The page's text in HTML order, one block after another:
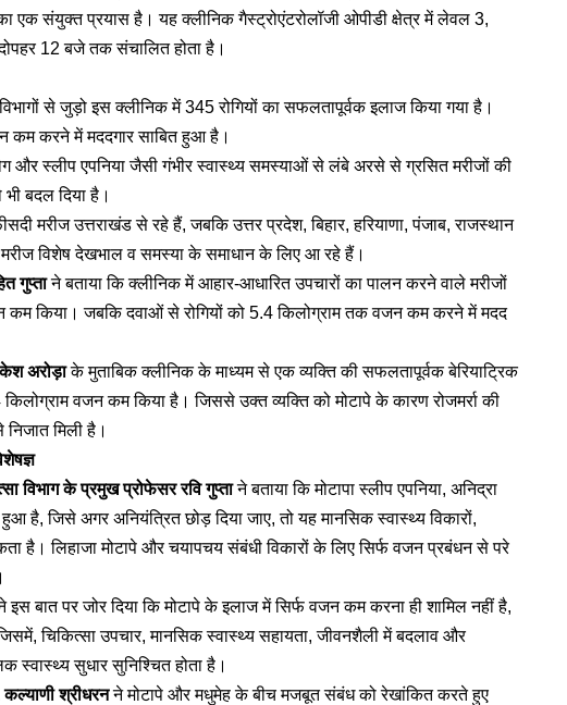
का एक संयुक्त प्रयास है। यह क्लीनिक गैस्ट्रोएंटरोलॉजी ओपीडी क्षेत्र में लेवल 3,
12 बजे तक संचालित होता है।
से जुड़ो इस क्लीनिक में 345 रोगियों का सफलतापूर्वक इलाज किया गया है।
कम करने में मददगार साबित हुआ है।
और स्लीप एपनिया जैसी गंभीर स्वास्थ्य समस्याओं से लंबे अरसे से ग्रसित मरीजों की
बदल दिया है।
मरीज उत्तराखंड से रहे हैं, जबकि उत्तर प्रदेश, बिहार, हरियाणा, पंजाब, राजस्थान
विशेष देखभाल व समस्या के समाधान के लिए आ रहे हैं।
गुप्ताने बताया कि क्लीनिक में आहार-आधारित उपचारों का पालन करने वाले मरीजों
किया। जबकि दवाओं से रोगियों को 5.4 किलोग्राम तक वजन कम करने में मदद
अरोड़ाके मुताबिक क्लीनिक के माध्यम से एक व्यक्ति की सफलतापूर्वक बेरियाट्रिक
किलोग्राम वजन कम किया है। जिससे उक्त व्यक्ति को मोटापे के कारण रोजमर्रा की
मिली है।
विभाग के प्रमुख प्रोफेसर रवि गुप्ताने बताया कि मोटापा स्लीप एपनिया, अनिद्रा
है, जिसे अगर अनियंत्रित छोड़ दिया जाए, तो यह मानसिक स्वास्थ्य विकारों,
है। लिहाजा मोटापे और चयापचय संबंधी विकारों के लिए सिर्फ वजन प्रबंधन से परे
इस बात पर जोर दिया कि मोटापे के इलाज में सिर्फ वजन कम करना ही शामिल नहीं है,
चिकित्सा उपचार, मानसिक स्वास्थ्य सहायता, जीवनशैली में बदलाव और
स्वास्थ्य सुधार सुनिश्चित होता है।
कल्याणी श्रीधरनने मोटापे और मधुमेह के बीच मजबूत संबंध को रेखांकित करते हुए